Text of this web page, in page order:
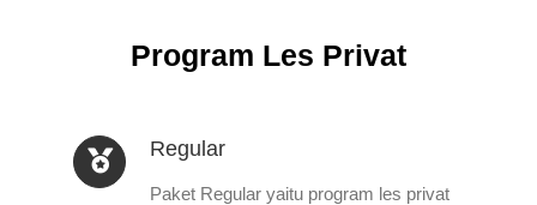
Program Les Privat
Regular
Paket Regular yaitu program les privat